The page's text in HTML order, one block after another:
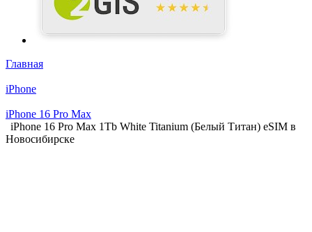
Главная
iPhone
iPhone 16 Pro Max
iPhone 16 Pro Max 1Tb White Titanium (Белый Титан) eSIM в
Новосибирске